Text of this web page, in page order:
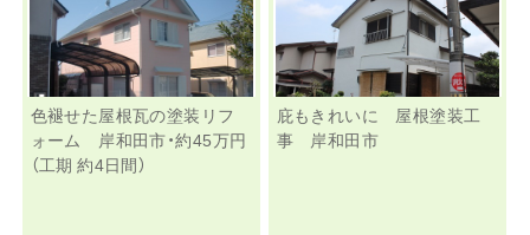
色褪せた屋根瓦の塗装リフ
ォーム 岸和田市・約45万円
（工期 約4日間）
庇もきれいに 屋根塗装工
事 岸和田市